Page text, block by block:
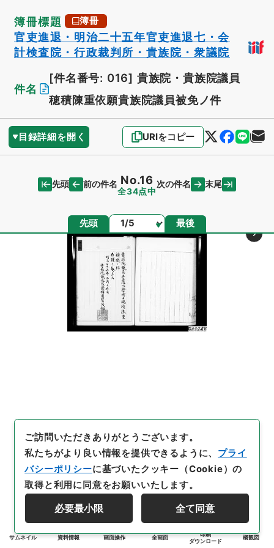
簿冊標題 簿冊
官吏進退・明治二十五年官吏進退七・会
計検査院・行政裁判所・貴族院・衆議院
件名
[件名番号: 016] 貴族院・貴族院議員
穂積陳重依願貴族院議員被免ノ件
目録詳細を開く URIをコピー
先頭 前の件名 No.16
全34点中
次の件名 末尾
先頭 ページ 最後
サムネイル 資料情報 画面操作 全画面
印刷
ダウンロード
概観図
ご訪問いただきありがとうございます。
私たちがより良い情報を提供できるように、 プライ
バシーポリシーに基づいたクッキー（Cookie）の
取得と利用に同意をお願いいたします。
必要最小限 全て同意